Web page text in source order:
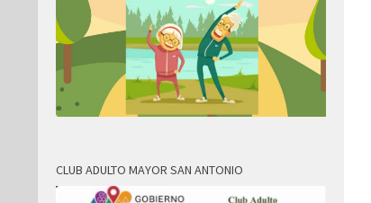
CLUB ADULTO MAYOR SAN ANTONIO